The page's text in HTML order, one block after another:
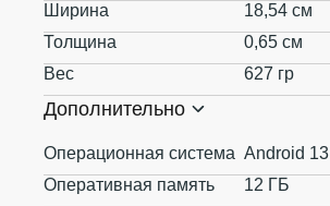
Ширина
18,54 см
Толщина
0,65 см
Вес
627 гр
Дополнительно
Операционная система Android 13
Оперативная память
12 ГБ